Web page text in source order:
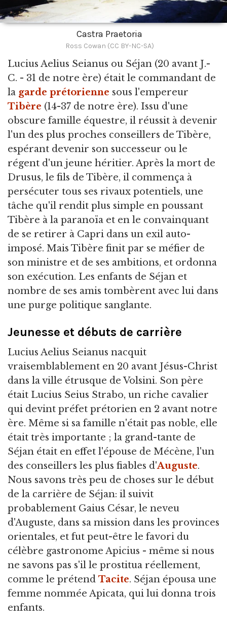
Castra Praetoria
Ross Cowan (CC BY-NC-SA)
Lucius Aelius Seianus ou Séjan (20 avant J.-
C. - 31 de notre ère) était le commandant de
la garde prétorienne sous l'empereur
Tibère (14-37 de notre ère). Issu d'une
obscure famille équestre, il réussit à devenir
l'un des plus proches conseillers de Tibère,
espérant devenir son successeur ou le
régent d'un jeune héritier. Après la mort de
Drusus, le fils de Tibère, il commença à
persécuter tous ses rivaux potentiels, une
tâche qu'il rendit plus simple en poussant
Tibère à la paranoïa et en le convainquant
de se retirer à Capri dans un exil auto-
imposé. Mais Tibère finit par se méfier de
son ministre et de ses ambitions, et ordonna
son exécution. Les enfants de Séjan et
nombre de ses amis tombèrent avec lui dans
une purge politique sanglante.
Jeunesse et débuts de carrière
Lucius Aelius Seianus nacquit
vraisemblablement en 20 avant Jésus-Christ
dans la ville étrusque de Volsini. Son père
était Lucius Seius Strabo, un riche cavalier
qui devint préfet prétorien en 2 avant notre
ère. Même si sa famille n'était pas noble, elle
était très importante ; la grand-tante de
Séjan était en effet l'épouse de Mécène, l'un
des conseillers les plus fiables d'Auguste.
Nous savons très peu de choses sur le début
de la carrière de Séjan: il suivit
probablement Gaius César, le neveu
d'Auguste, dans sa mission dans les provinces
orientales, et fut peut-être le favori du
célèbre gastronome Apicius - même si nous
ne savons pas s'il le prostitua réellement,
comme le prétend Tacite. Séjan épousa une
femme nommée Apicata, qui lui donna trois
enfants.